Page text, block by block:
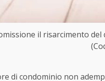
il risarcimento
di condominio non